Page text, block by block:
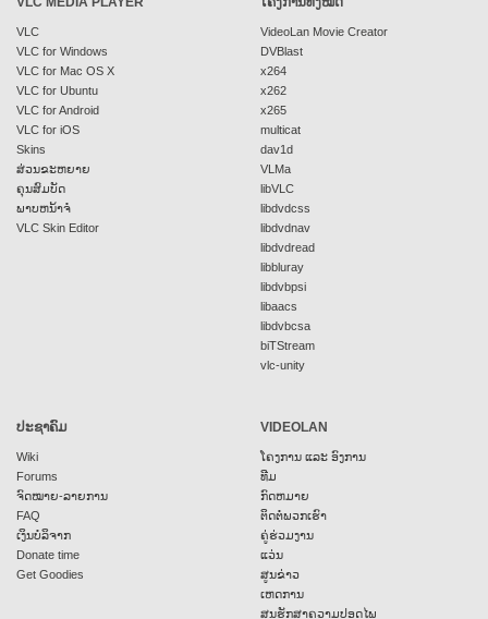
VLC
VLC for Windows
VLC for Mac OS X
VLC for Ubuntu
VLC for Android
VLC for iOS
Skins
ສ່ວນຂະຫຍາຍ
ຄຸນສົມບັດ
ພາບຫນ້າຈໍ
VLC Skin Editor
VideoLan Movie Creator
DVBlast
x264
x262
x265
multicat
dav1d
VLMa
libVLC
libdvdcss
libdvdnav
libdvdread
libbluray
libdvbpsi
libaacs
libdvbcsa
biTStream
vlc-unity
ປະຊາຄົມ
Wiki
Forums
ຈົດໝາຍ-ລາຍການ
FAQ
ເງິນບໍລິຈາກ
Donate time
Get Goodies
VIDEOLAN
ໂຄງການ ແລະ ອົງການ
ທີມ
ກົດຫມາຍ
ຕິດຕໍ່ພວກເຮົາ
ຄູ່ຮ່ວມງານ
ແວ່ນ
ສູນຂ່າວ
ເຫດການ
ສູນຮັກສາຄວາມປອດໄພ